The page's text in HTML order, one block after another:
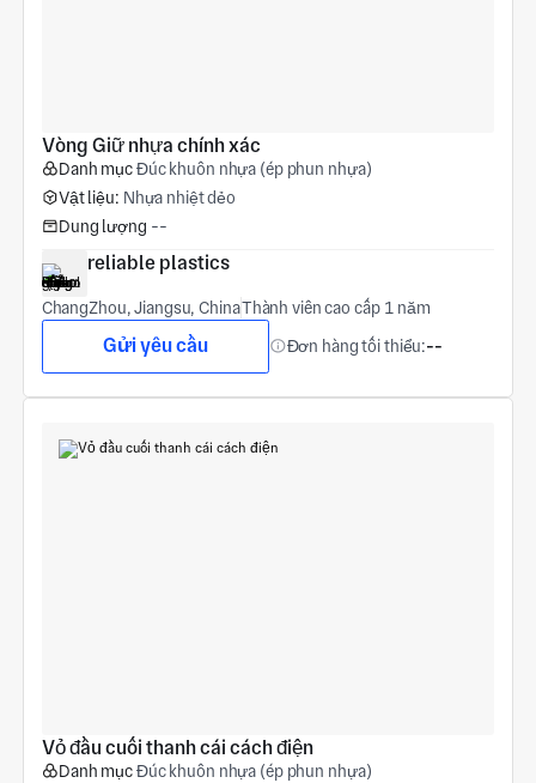
Vòng Giữ nhựa chính xác
Danh mụcĐúc khuôn nhựa (ép phun nhựa)
Vật liệu: Nhựa nhiệt dẻo
Dung lượng --
reliable plastics
ChangZhou, Jiangsu, ChinaThành viên cao cấp 1 năm
Gửi yêu cầu Đơn hàng tối thiểu:--
Vỏ đầu cuối thanh cái cách điện
Danh mụcĐúc khuôn nhựa (ép phun nhựa)